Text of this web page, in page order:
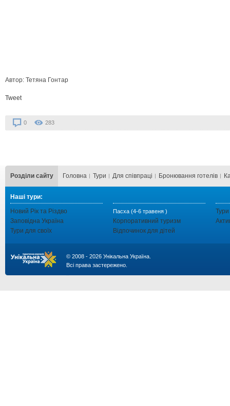
Автор: Тетяна Гонтар
Tweet
0 283
Розділи сайту Головна Тури Для cпівпраці Бронювання готелів
Наші тури:
Новий Рік та Різдво
Заповідна Україна
Тури для своїх
Пасха (4-6 травеня )
Корпоративний туризм
Відпочинок для дітей
Тури
© 2008 - 2026 Унікальна Україна.
Всі права застережено.